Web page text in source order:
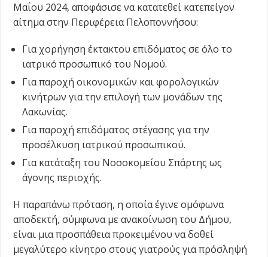
Μαΐου 2024, αποφάσισε να κατατεθεί κατεπείγον
αίτημα στην Περιφέρεια Πελοποννήσου:
Για χορήγηση έκτακτου επιδόματος σε όλο το
ιατρικό προσωπικό του Νομού.
Για παροχή οικονομικών και φορολογικών
κινήτρων για την επιλογή των μονάδων της
Λακωνίας.
Για παροχή επιδόματος στέγασης για την
προσέλκυση ιατρικού προσωπικού.
Για κατάταξη του Νοσοκομείου Σπάρτης ως
άγονης περιοχής.
Η παραπάνω πρόταση, η οποία έγινε ομόφωνα
αποδεκτή, σύμφωνα με ανακοίνωση του Δήμου,
είναι μια προσπάθεια προκειμένου να δοθεί
μεγαλύτερο κίνητρο στους γιατρούς για πρόσληψή